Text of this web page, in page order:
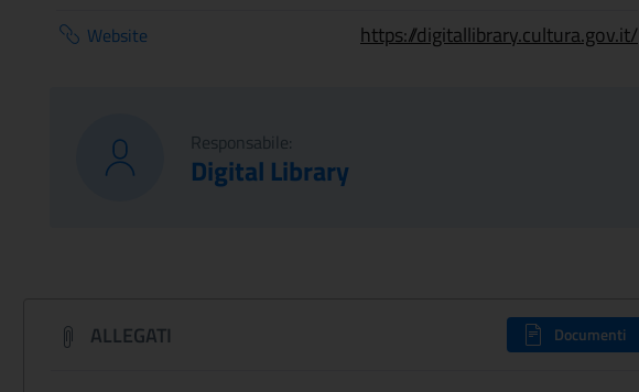
Website https://digitallibrary.cultura.gov.it/
Responsabile:
Digital Library
ALLEGATI Documenti